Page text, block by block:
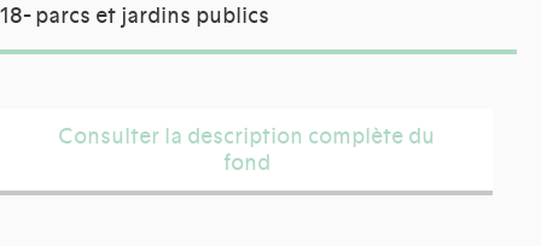
18- parcs et jardins publics
Consulter la description complète du
fond